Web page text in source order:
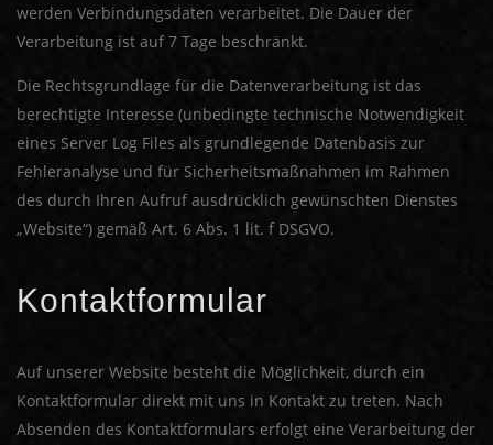
werden Verbindungsdaten verarbeitet. Die Dauer der
Verarbeitung ist auf 7 Tage beschränkt.
Die Rechtsgrundlage für die Datenverarbeitung ist das
berechtigte Interesse (unbedingte technische Notwendigkeit
eines Server Log Files als grundlegende Datenbasis zur
Fehleranalyse und für Sicherheitsmaßnahmen im Rahmen
des durch Ihren Aufruf ausdrücklich gewünschten Dienstes
„Website“) gemäß Art. 6 Abs. 1 lit. f DSGVO.
Kontaktformular
Auf unserer Website besteht die Möglichkeit, durch ein
Kontaktformular direkt mit uns in Kontakt zu treten. Nach
Absenden des Kontaktformulars erfolgt eine Verarbeitung der